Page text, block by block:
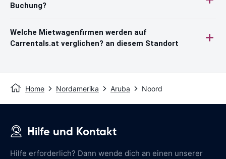
Buchung?
Welche Mietwagenfirmen werden auf
Carrentals.at verglichen? an diesem Standort
Home Nordamerika Aruba Noord
Hilfe und Kontakt
Hilfe erforderlich? Dann wende dich an einen unserer